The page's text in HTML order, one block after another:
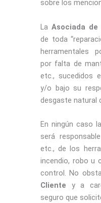
sobre los
La Asociada de
de toda
herramentales
por falta de
etc., sucedidos
y/o bajo su
desgaste natural
En ningún caso la
será
etc., de los
incendio, robo u
control. No
Cliente y a
seguro que